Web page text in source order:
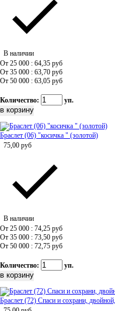
В наличии
От 25 000 : 64,35 руб
От 35 000 : 63,70 руб
От 50 000 : 63,05 руб
Количество: уп.
Браслет (06) "косичка " (золотой)
75,00 руб
В наличии
От 25 000 : 74,25 руб
От 35 000 : 73,50 руб
От 50 000 : 72,75 руб
Количество: уп.
Браслет (72) Спаси и сохрани,